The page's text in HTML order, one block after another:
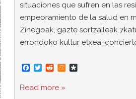
situaciones que sufren en las
empeoramiento de la salud en
Zinegoak, gazte sortzaileak
errondoko kultur etxea,
F
e
T
t
R
d
M
Read more »